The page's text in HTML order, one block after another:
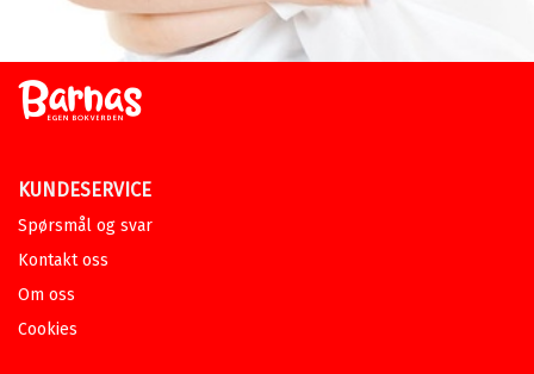
KUNDESERVICE
Spørsmål og svar
Kontakt oss
Om oss
Cookies